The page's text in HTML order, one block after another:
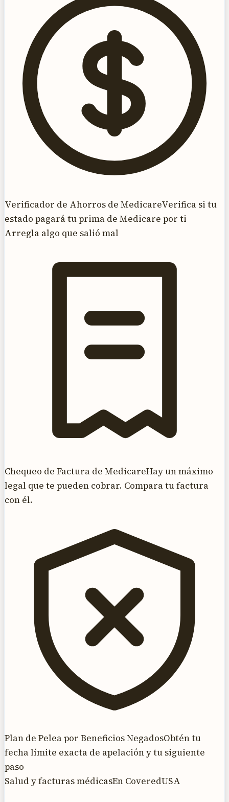
Verificador de Ahorros de MedicareVerifica si tu
estado pagará tu prima de Medicare por ti
Arregla algo que salió mal
Chequeo de Factura de MedicareHay un máximo
legal que te pueden cobrar. Compara tu factura
con él.
Plan de Pelea por Beneficios NegadosObtén tu
fecha límite exacta de apelación y tu siguiente
paso
Salud y facturas médicasEn CoveredUSA